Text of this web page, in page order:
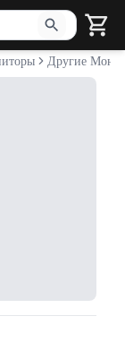
Нажмите Enter
Другие